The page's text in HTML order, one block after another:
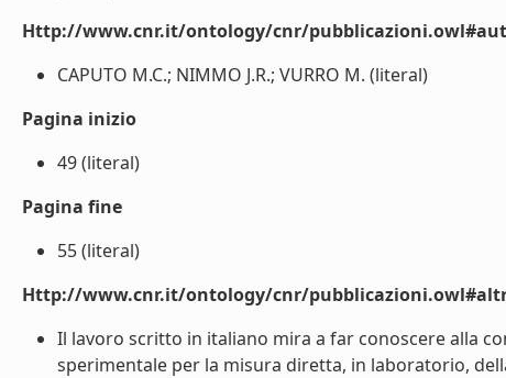
Http://www.cnr.it/ontology/cnr/
CAPUTO M.C.; NIMMO J.R.; VURRO M. (literal)
Pagina inizio
49 (literal)
Pagina fine
55 (literal)
Http://www.cnr.it/ontology/cnr/
Il lavoro scritto in italiano mira a far conoscere alla
sperimentale per la misura diretta, in laboratorio,